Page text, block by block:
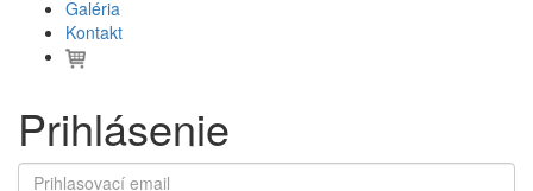
Galéria
Kontakt
Prihlásenie